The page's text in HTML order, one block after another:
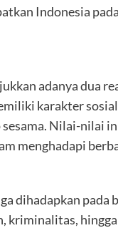
Indonesia
adanya dua
karakter
Nilai-nilai
menghadapi
dihadapkan
kriminalitas,